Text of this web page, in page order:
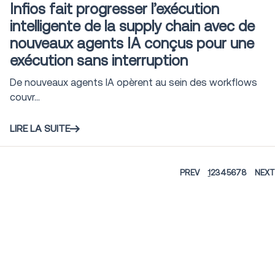
Infios fait progresser l’exécution
intelligente de la supply chain avec de
nouveaux agents IA conçus pour une
exécution sans interruption
De nouveaux agents IA opèrent au sein des workflows
couvr...
LIRE LA SUITE
PREV 12345678 NEXT